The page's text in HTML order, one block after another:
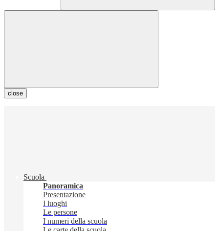
close
Scuola
Panoramica
Presentazione
I luoghi
Le persone
I numeri della scuola